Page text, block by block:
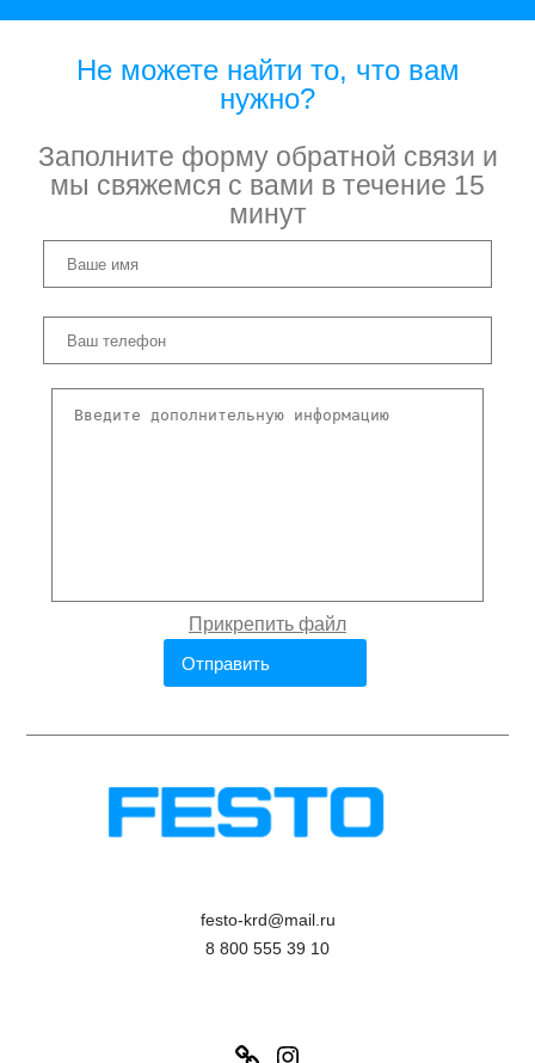
Не можете найти то, что вам
нужно?
Заполните форму обратной связи и
мы свяжемся с вами в течение 15
минут
festo-krd@mail.ru
8 800 555 39 10
Link